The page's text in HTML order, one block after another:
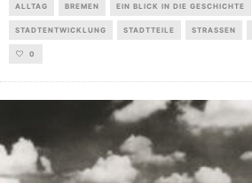
ALLTAG BREMEN EIN BLICK IN DIE GESCHICHTE
STADTENTWICKLUNG STADTTEILE STRASSEN
0